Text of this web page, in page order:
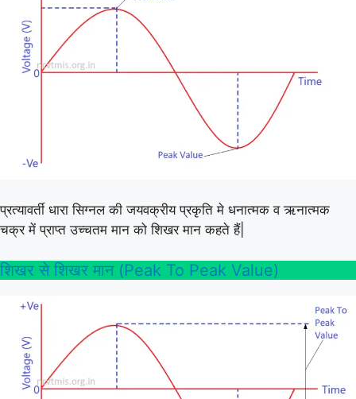
प्रत्यावर्ती धारा सिग्नल की जयवक्रीय प्रकृति मे धनात्मक व ऋनात्मक
चक्र में प्राप्त उच्चतम मान को शिखर मान कहते हैं|
शिखर से शिखर मान (Peak To Peak Value)